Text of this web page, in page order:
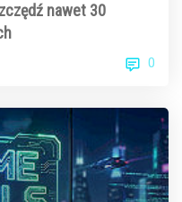
nawet 30
0